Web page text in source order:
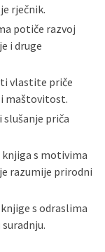
rječnik.
potiče razvoj
i druge
vlastite priče
maštovitost.
slušanje priča
knjiga s motivima
razumije prirodni
s odraslima